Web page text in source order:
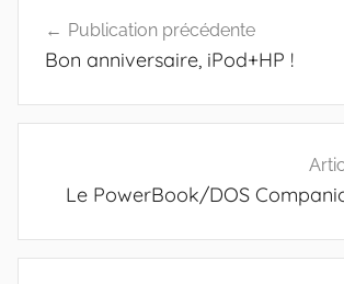
de
Publication précédente
Bon anniversaire, iPod+HP !
Le PowerBook/DOS